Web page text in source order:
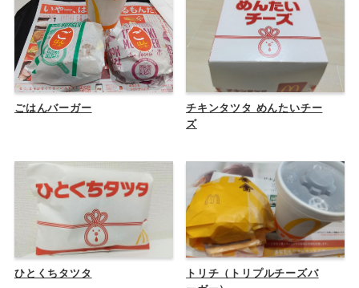
ごはんバーガー
チキンタツタ めんたいチー
ズ
ひとくちタツタ
トリチ（トリプルチーズバ